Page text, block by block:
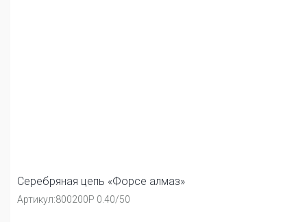
Серебряная цепь «Форсе алмаз»
Артикул:800200Р 0.40/50